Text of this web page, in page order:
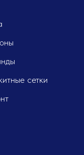
сетки